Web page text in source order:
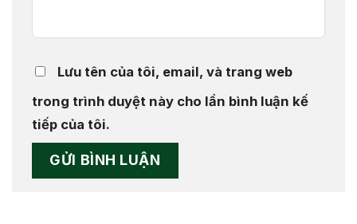
Lưu tên của tôi, email, và trang web
trong trình duyệt này cho lần bình luận kế
tiếp của tôi.